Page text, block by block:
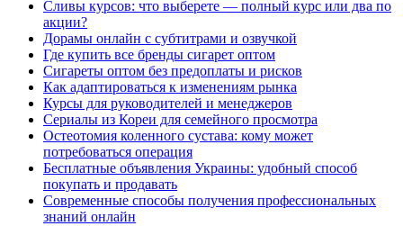
Сливы курсов: что выберете — полный курс или два по
акции?
Дорамы онлайн с субтитрами и озвучкой
Где купить все бренды сигарет оптом
Сигареты оптом без предоплаты и рисков
Как адаптироваться к изменениям рынка
Курсы для руководителей и менеджеров
Сериалы из Кореи для семейного просмотра
Остеотомия коленного сустава: кому может
потребоваться операция
Бесплатные объявления Украины: удобный способ
покупать и продавать
Современные способы получения профессиональных
знаний онлайн